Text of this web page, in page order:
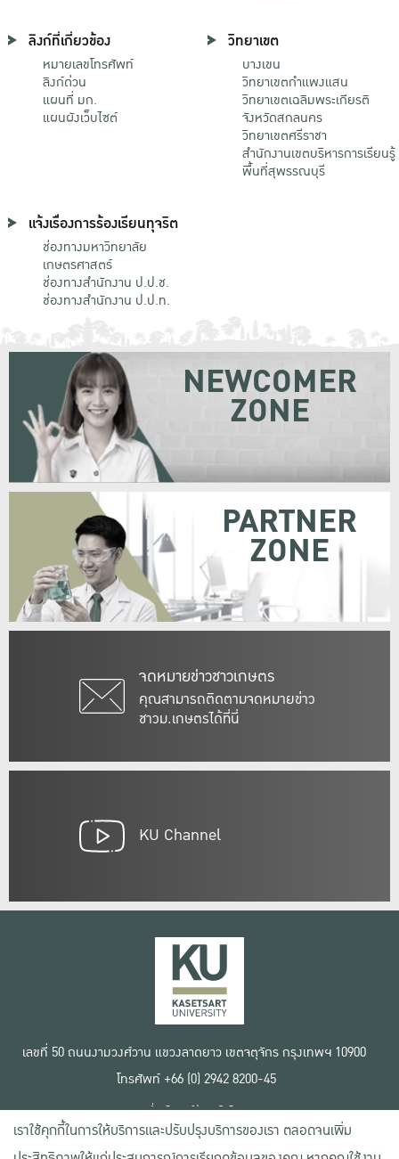
ลิงก์ที่เกี่ยวข้อง
หมายเลขโทรศัพท์
ลิงก์ด่วน
แผนที่ มก.
แผนผังเว็บไซต์
วิทยาเขต
บางเขน
วิทยาเขตกําแพงแสน
วิทยาเขตเฉลิมพระเกียรติ
จังหวัดสกลนคร
วิทยาเขตศรีราชา
สำนักงานเขตบริหารการเรียนรู้
พื้นที่สุพรรณบุรี
แจ้งเรื่องการร้องเรียนทุจริต
ช่องทางมหาวิทยาลัย
เกษตรศาสตร์
ช่องทางสำนักงาน ป.ป.ช.
ช่องทางสำนักงาน ป.ป.ท.
จดหมายข่าวชาวเกษตร
คุณสามารถติดตามจดหมายข่าว
ชาวม.เกษตรได้ที่นี่
NEWCOMER
ZONE
PARTNER
ZONE
KU Channel
เลขที่ 50 ถนนงามวงศ์วาน แขวงลาดยาว เขตจตุจักร กรุงเทพฯ 10900
โทรศัพท์ +66 (0) 2942 8200-45
เงื่อนไขการใช้งานเว็บไซต์
ข้อตกลงด้านสิทธิ์ใช้งาน
นโยบายความเป็นส่วนตัว
เราใช้คุกกี้ในการให้บริการและปรับปรุงบริการของเรา ตลอดจนเพิ่ม